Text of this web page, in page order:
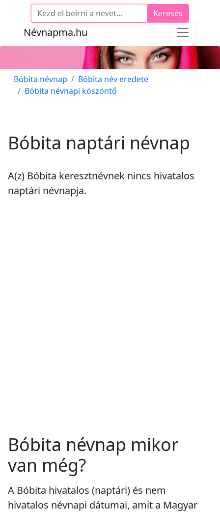
Névnapma.hu
Keresés
Bóbita névnap
Bóbita név eredete
Bóbita névnapi köszöntő
Bóbita naptári névnap
A(z) Bóbita keresztnévnek nincs hivatalos
naptári névnapja.
Bóbita névnap mikor
van még?
A Bóbita hivatalos (naptári) és nem
hivatalos névnapi dátumai, amit a Magyar